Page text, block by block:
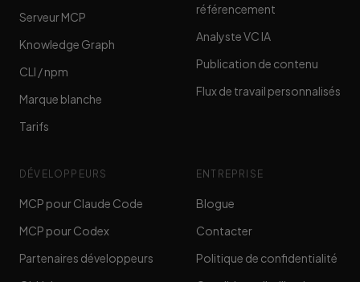
Serveur MCP
Knowledge Graph
CLI / npm
Marque blanche
Tarifs
référencement
Analyste VC IA
Publication de contenu
Flux de travail personnalisés
DÉVELOPPEURS
MCP pour Claude Code
MCP pour Codex
Partenaires développeurs
ENTREPRISE
Blogue
Contacter
Politique de confidentialité